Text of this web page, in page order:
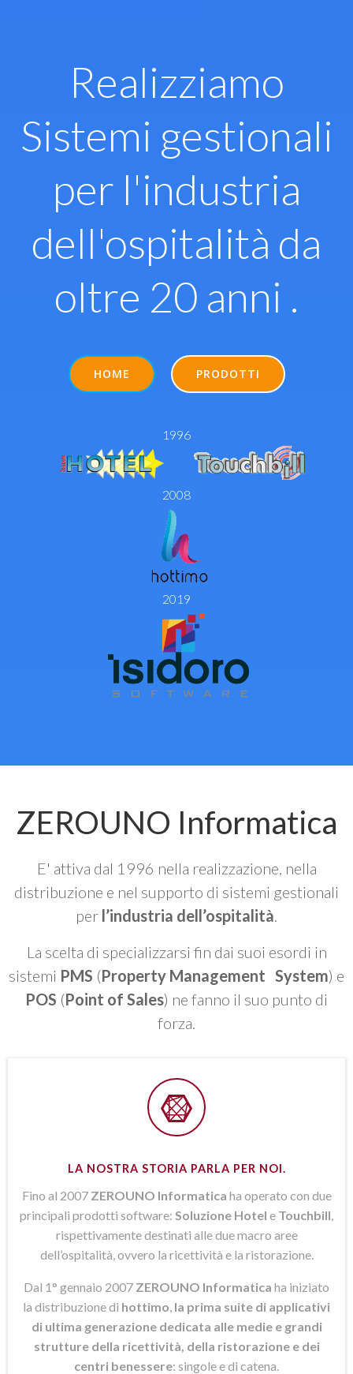
Realizziamo
Sistemi gestionali
per l'industria
dell'ospitalità da
oltre 20 anni .
HOME PRODOTTI
1996
2008
2019
ZEROUNO Informatica
E' attiva dal 1996 nella realizzazione, nella
distribuzione e nel supporto di sistemi gestionali
per l’industria dell’ospitalità
La scelta di specializzarsi fin dai suoi esordi in
sistemi PMS (Property Management System) e
POS (Point of Sales) ne fanno il suo punto di
forza.
LA NOSTRA STORIA PARLA PER NOI.
Fino al 2007 ZEROUNO Informatica ha operato con due
principali prodotti software: Soluzione Hotel e Touchbill
rispettivamente destinati alle due macro aree
dell’ospitalità, ovvero la ricettività e la ristorazione.
Dal 1° gennaio 2007 ZEROUNO Informatica ha iniziato
la distribuzione di hottimo la prima suite di applicativi
di ultima generazione dedicata alle medie e grandi
strutture della ricettività, della ristorazione e dei
centri benessere: singole e di catena.